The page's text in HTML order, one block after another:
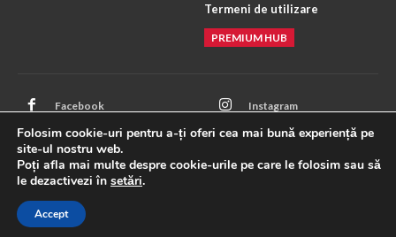
Termeni de utilizare
PREMIUM HUB
Facebook Instagram
Mail X
WhatsApp ANPC
© HuB Orasul Huedin. Creat de
Folosim cookie-uri pentru a-ți oferi cea mai bună experiență pe
site-ul nostru web.
Poți afla mai multe despre cookie-urile pe care le folosim sau să
le dezactivezi în setări.
Accept